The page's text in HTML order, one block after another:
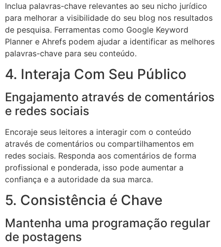
Inclua palavras-chave relevantes ao seu nicho jurídico
para melhorar a visibilidade do seu blog nos resultados
de pesquisa. Ferramentas como Google Keyword
Planner e Ahrefs podem ajudar a identificar as melhores
palavras-chave para seu conteúdo.
4. Interaja Com Seu Público
Engajamento através de comentários
e redes sociais
Encoraje seus leitores a interagir com o conteúdo
através de comentários ou compartilhamentos em
redes sociais. Responda aos comentários de forma
profissional e ponderada, isso pode aumentar a
confiança e a autoridade da sua marca.
5. Consistência é Chave
Mantenha uma programação regular
de postagens